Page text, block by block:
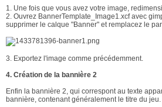
1. Une fois que vous avez votre image,
2. Ouvrez BannerTemplate_Image1.xcf avec
supprimer le calque "Banner" et remplacez le
3. Exportez l'image comme précédemment.
4. Création de la bannière 2
Enfin la bannière 2, qui correspont au texte
bannière, contenant généralement le titre du jeu.